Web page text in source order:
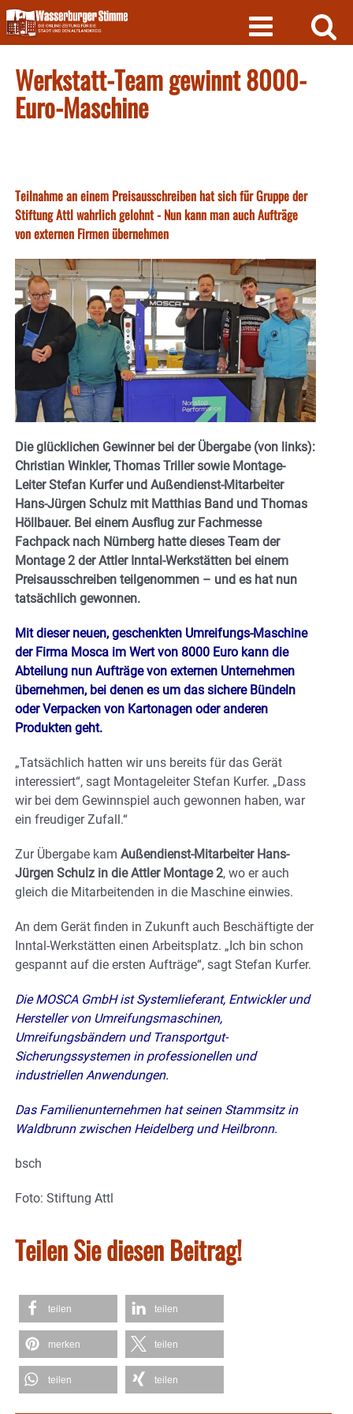
Skip
to
content
Werkstatt-Team gewinnt 8000-
Euro-Maschine
Teilnahme an einem Preisausschreiben hat sich für Gruppe der
Stiftung Attl wahrlich gelohnt - Nun kann man auch Aufträge
von externen Firmen übernehmen
Die glücklichen Gewinner bei der Übergabe (von links):
Christian Winkler, Thomas Triller sowie Montage-
Leiter Stefan Kurfer und Außendienst-Mitarbeiter
Hans-Jürgen Schulz mit Matthias Band und Thomas
Höllbauer. Bei einem Ausflug zur Fachmesse
Fachpack nach Nürnberg hatte dieses Team der
Montage 2 der Attler Inntal-Werkstätten bei einem
Preisausschreiben teilgenommen – und es hat nun
tatsächlich gewonnen.
Mit dieser neuen, geschenkten Umreifungs-Maschine
der Firma Mosca im Wert von 8000 Euro kann die
Abteilung nun Aufträge von externen Unternehmen
übernehmen, bei denen es um das sichere Bündeln
oder Verpacken von Kartonagen oder anderen
Produkten geht.
„Tatsächlich hatten wir uns bereits für das Gerät
interessiert“, sagt Montageleiter Stefan Kurfer. „Dass
wir bei dem Gewinnspiel auch gewonnen haben, war
ein freudiger Zufall.“
Zur Übergabe kam Außendienst-Mitarbeiter Hans-
Jürgen Schulz in die Attler Montage 2, wo er auch
gleich die Mitarbeitenden in die Maschine einwies.
An dem Gerät finden in Zukunft auch Beschäftigte der
Inntal-Werkstätten einen Arbeitsplatz. „Ich bin schon
gespannt auf die ersten Aufträge“, sagt Stefan Kurfer.
Die MOSCA GmbH ist Systemlieferant, Entwickler und
Hersteller von Umreifungsmaschinen,
Umreifungsbändern und Transportgut-
Sicherungssystemen in professionellen und
industriellen Anwendungen.
Das Familienunternehmen hat seinen Stammsitz in
Waldbrunn zwischen Heidelberg und Heilbronn.
bsch
Foto: Stiftung Attl
Teilen Sie diesen Beitrag!
teilen teilen
merken teilen
teilen teilen